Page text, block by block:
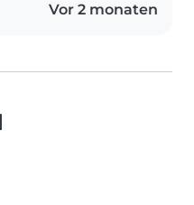
Vor 2 monaten